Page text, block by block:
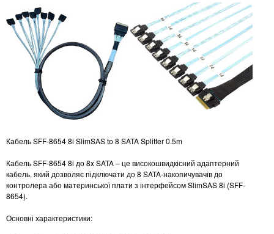
Кабель SFF-8654 8i SlimSAS to 8 SATA Splitter 0.5m
Кабель SFF-8654 8i до 8x SATA – це високошвидкісний адаптерний
кабель, який дозволяє підключати до 8 SATA-накопичувачів до
контролера або материнської плати з інтерфейсом SlimSAS 8i (SFF-
8654).
Основні характеристики: